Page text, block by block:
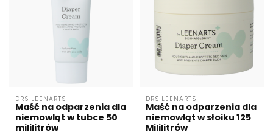
DRS LEENARTS
Maść na odparzenia dla
niemowląt w tubce 50
mililitrów
DRS LEENARTS
Maść na odparzenia dla
niemowląt w słoiku 125
Mililitrów